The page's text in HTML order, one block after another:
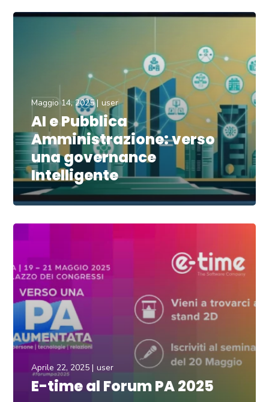
Maggio 14, 2025 user
AI e Pubblica
Amministrazione: verso
una governance
Intelligente
Aprile 22, 2025 user
E-time al Forum PA 2025